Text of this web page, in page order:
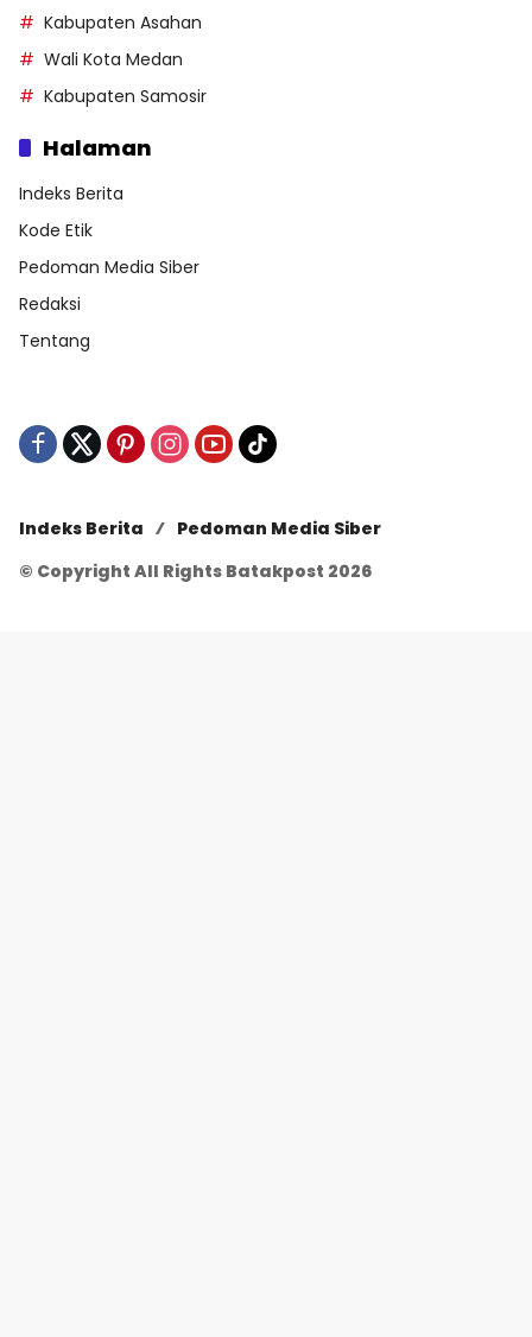
Kabupaten Asahan
Wali Kota Medan
Kabupaten Samosir
Halaman
Indeks Berita
Kode Etik
Pedoman Media Siber
Redaksi
Tentang
Indeks Berita
Pedoman Media Siber
© Copyright All Rights Batakpost 2026